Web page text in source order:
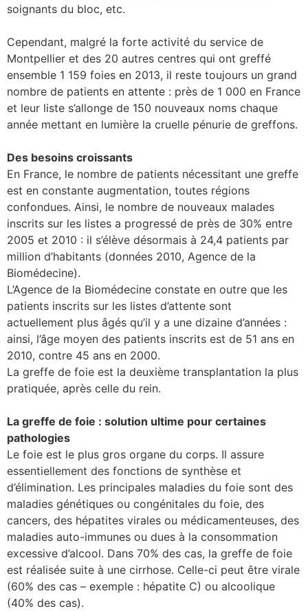
soignants du bloc, etc.
Cependant, malgré la forte activité du service de
Montpellier et des 20 autres centres qui ont greffé
ensemble 1 159 foies en 2013, il reste toujours un grand
nombre de patients en attente : près de 1 000 en France
et leur liste s’allonge de 150 nouveaux noms chaque
année mettant en lumière la cruelle pénurie de greffons.
Des besoins croissants
En France, le nombre de patients nécessitant une greffe
est en constante augmentation, toutes régions
confondues. Ainsi, le nombre de nouveaux malades
inscrits sur les listes a progressé de près de 30% entre
2005 et 2010 : il s’élève désormais à 24,4 patients par
million d’habitants (données 2010, Agence de la
Biomédecine).
L’Agence de la Biomédecine constate en outre que les
patients inscrits sur les listes d’attente sont
actuellement plus âgés qu’il y a une dizaine d’années :
ainsi, l’âge moyen des patients inscrits est de 51 ans en
2010, contre 45 ans en 2000.
La greffe de foie est la deuxième transplantation la plus
pratiquée, après celle du rein.
La greffe de foie : solution ultime pour certaines
pathologies
Le foie est le plus gros organe du corps. Il assure
essentiellement des fonctions de synthèse et
d’élimination. Les principales maladies du foie sont des
maladies génétiques ou congénitales du foie, des
cancers, des hépatites virales ou médicamenteuses, des
maladies auto-immunes ou dues à la consommation
excessive d’alcool. Dans 70% des cas, la greffe de foie
est réalisée suite à une cirrhose. Celle-ci peut être virale
(60% des cas – exemple : hépatite C) ou alcoolique
(40% des cas).